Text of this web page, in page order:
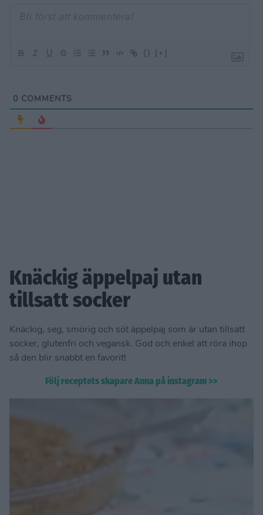
{} [+]
0 COMMENTS
Knäckig äppelpaj utan
tillsatt socker
Knäckig, seg, smörig och söt äppelpaj som är utan tillsatt
socker, glutenfri och vegansk. God och enkel att röra ihop
så den blir snabbt en favorit!
Följ receptets skapare Anna på instagram >>